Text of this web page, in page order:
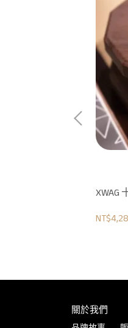
XWAG
關於我們